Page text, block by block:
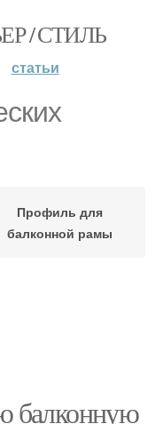
/ СТИЛЬ
статьи
Профиль для
балконной рамы
балконную